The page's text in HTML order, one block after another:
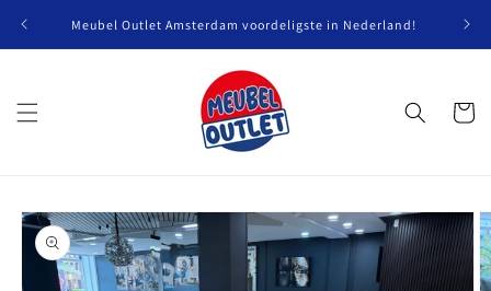
naar deMeubel Outlet Amsterdam voordeligste in Nederland!
direct naar